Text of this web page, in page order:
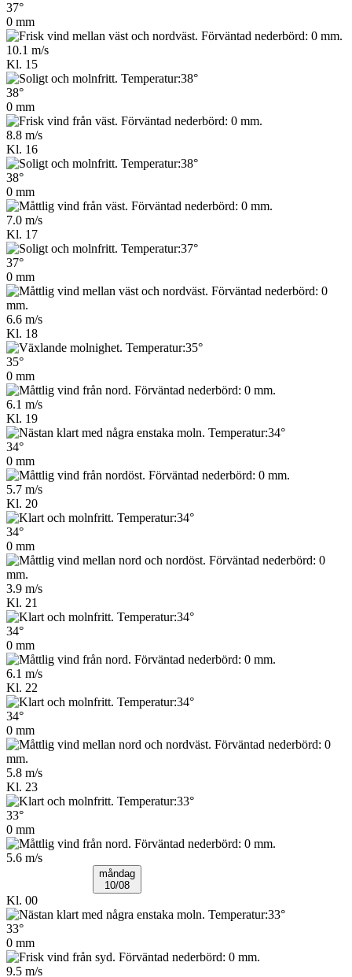
37°
0 mm
10.1 m/s
Kl. 15
38°
0 mm
8.8 m/s
Kl. 16
38°
0 mm
7.0 m/s
Kl. 17
37°
0 mm
6.6 m/s
Kl. 18
35°
0 mm
6.1 m/s
Kl. 19
34°
0 mm
5.7 m/s
Kl. 20
34°
0 mm
3.9 m/s
Kl. 21
34°
0 mm
6.1 m/s
Kl. 22
34°
0 mm
5.8 m/s
Kl. 23
33°
0 mm
5.6 m/s
måndag
10/08
Kl. 00
33°
0 mm
9.5 m/s